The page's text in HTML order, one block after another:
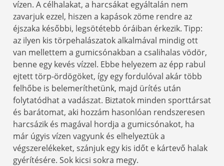
vízen. A célhalakat, a harcsákat egyáltalán nem
zavarjuk ezzel, hiszen a kapások zöme rendre az
éjszaka későbbi, legsötétebb óráiban érkezik. Tipp:
az ilyen kis törpehalászatok alkalmával mindig ott
van mellettem a gumicsónakban a csalihalas vödör,
benne egy kevés vízzel. Ebbe helyezem az épp rabul
ejtett törp-ördögöket, így egy fordulóval akár több
felhőbe is belemeríthetünk, majd ürítés után
folytatódhat a vadászat. Biztatok minden sporttársat
és barátomat, aki hozzám hasonlóan rendszeresen
harcsázik és magával hordja a gumicsónakot, ha
már úgyis vízen vagyunk és elhelyeztük a
végszerelékeket, szánjuk egy kis időt e kártevő halak
gyérítésére. Sok kicsi sokra megy.